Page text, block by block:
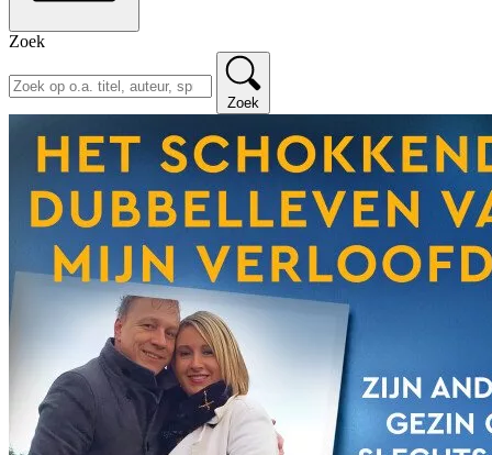
Zoek
Zoek